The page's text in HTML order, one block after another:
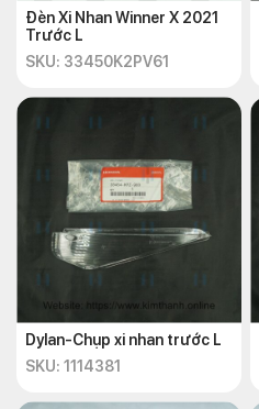
Đèn Xi Nhan Winner X 2021
Trước L
SKU: 33450K2PV61
Dylan-Chụp xi nhan trước L
SKU: 1114381